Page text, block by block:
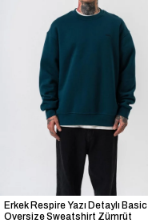
Erkek Respire Yazı Detaylı Basic
Oversize Sweatshirt Zümrüt